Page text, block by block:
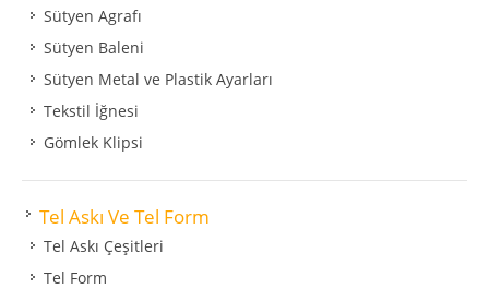
Sütyen Agrafı
Sütyen Baleni
Sütyen Metal ve Plastik Ayarları
Tekstil İğnesi
Gömlek Klipsi
Tel Askı Ve Tel Form
Tel Askı Çeşitleri
Tel Form